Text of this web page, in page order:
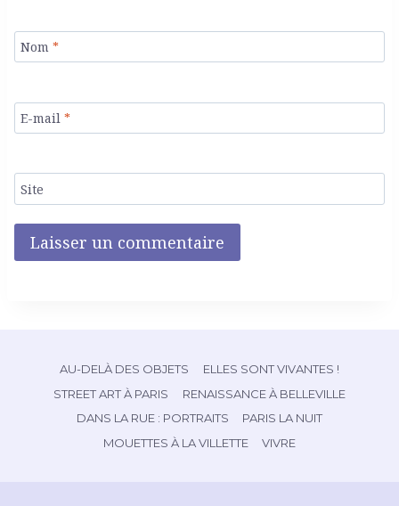
Nom *
E-mail *
Site
AU-DELÀ DES OBJETS
ELLES SONT VIVANTES !
STREET ART À PARIS
RENAISSANCE À BELLEVILLE
DANS LA RUE : PORTRAITS
PARIS LA NUIT
MOUETTES À LA VILLETTE
VIVRE